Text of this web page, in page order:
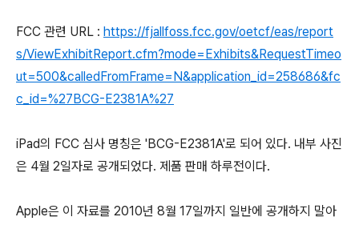
FCC 관련 URL : https://fjallfoss.fcc.gov/oetcf/eas/report
s/ViewExhibitReport.cfm?mode=Exhibits&RequestTimeo
ut=500&calledFromFrame=N&application_id=258686&fc
c_id=%27BCG-E2381A%27
iPad의 FCC 심사 명칭은 'BCG-E2381A'로 되어 있다. 내부 사진
은 4월 2일자로 공개되었다. 제품 판매 하루전이다.
Apple은 이 자료를 2010년 8월 17일까지 일반에 공개하지 말아